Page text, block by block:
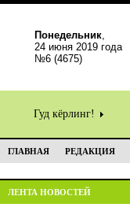
Понедельник,
24 июня 2019 года
№6 (4675)
Гуд кёрлинг!
ГЛАВНАЯ РЕДАКЦИЯ
ЛЕНТА НОВОСТЕЙ